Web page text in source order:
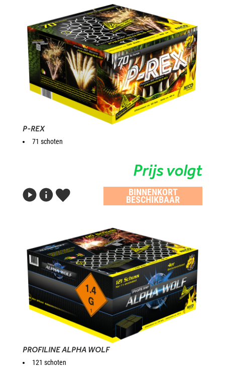
P-REX
71 schoten
Prijs volgt
BINNENKORT
BESCHIKBAAR
PROFILINE ALPHA WOLF
121 schoten